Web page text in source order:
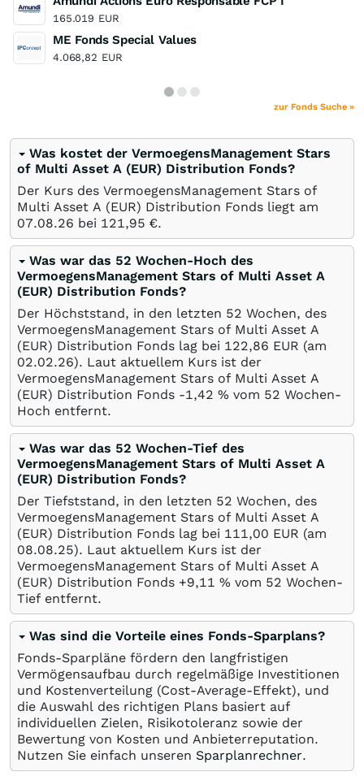
165.019 EUR
ME Fonds Special Values
4.068,82 EUR
zur Fonds Suche »
Was kostet der VermoegensManagement Stars
of Multi Asset A (EUR) Distribution Fonds?
Der Kurs des VermoegensManagement Stars of
Multi Asset A (EUR) Distribution Fonds liegt am
07.08.26 bei 121,95 €.
Was war das 52 Wochen-Hoch des
VermoegensManagement Stars of Multi Asset A
(EUR) Distribution Fonds?
Der Höchststand, in den letzten 52 Wochen, des
VermoegensManagement Stars of Multi Asset A
(EUR) Distribution Fonds lag bei 122,86 EUR (am
02.02.26). Laut aktuellem Kurs ist der
VermoegensManagement Stars of Multi Asset A
(EUR) Distribution Fonds -1,42 % vom 52 Wochen-
Hoch entfernt.
Was war das 52 Wochen-Tief des
VermoegensManagement Stars of Multi Asset A
(EUR) Distribution Fonds?
Der Tiefststand, in den letzten 52 Wochen, des
VermoegensManagement Stars of Multi Asset A
(EUR) Distribution Fonds lag bei 111,00 EUR (am
08.08.25). Laut aktuellem Kurs ist der
VermoegensManagement Stars of Multi Asset A
(EUR) Distribution Fonds +9,11 % vom 52 Wochen-
Tief entfernt.
Was sind die Vorteile eines Fonds-Sparplans?
Fonds-Sparpläne fördern den langfristigen
Vermögensaufbau durch regelmäßige Investitionen
und Kostenverteilung (Cost-Average-Effekt), und
die Auswahl des richtigen Plans basiert auf
individuellen Zielen, Risikotoleranz sowie der
Bewertung von Kosten und Anbieterreputation.
Nutzen Sie einfach unseren Sparplanrechner.